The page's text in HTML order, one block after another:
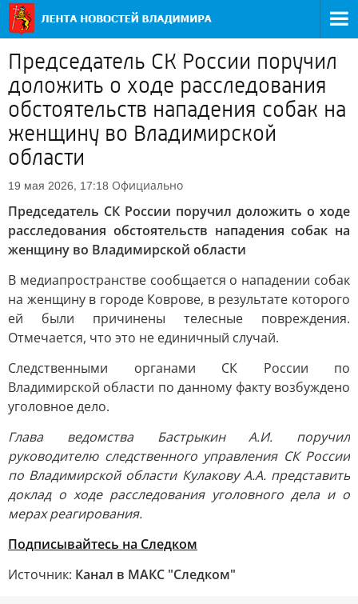
Председатель СК России поручил
доложить о ходе расследования
обстоятельств нападения собак на
женщину во Владимирской
области
19 мая 2026, 17:18 Официально
Председатель СК России поручил доложить о ходе
расследования обстоятельств нападения собак на
женщину во Владимирской области
В медиапространстве сообщается о нападении собак
на женщину в городе Коврове, в результате которого
ей были причинены телесные повреждения.
Отмечается, что это не единичный случай.
Следственными органами СК России по
Владимирской области по данному факту возбуждено
уголовное дело.
Глава ведомства Бастрыкин А.И. поручил
руководителю следственного управления СК России
по Владимирской области Кулакову А.А. представить
доклад о ходе расследования уголовного дела и о
мерах реагирования.
Подписывайтесь на Следком
Источник: Канал в МАКС "Следком"